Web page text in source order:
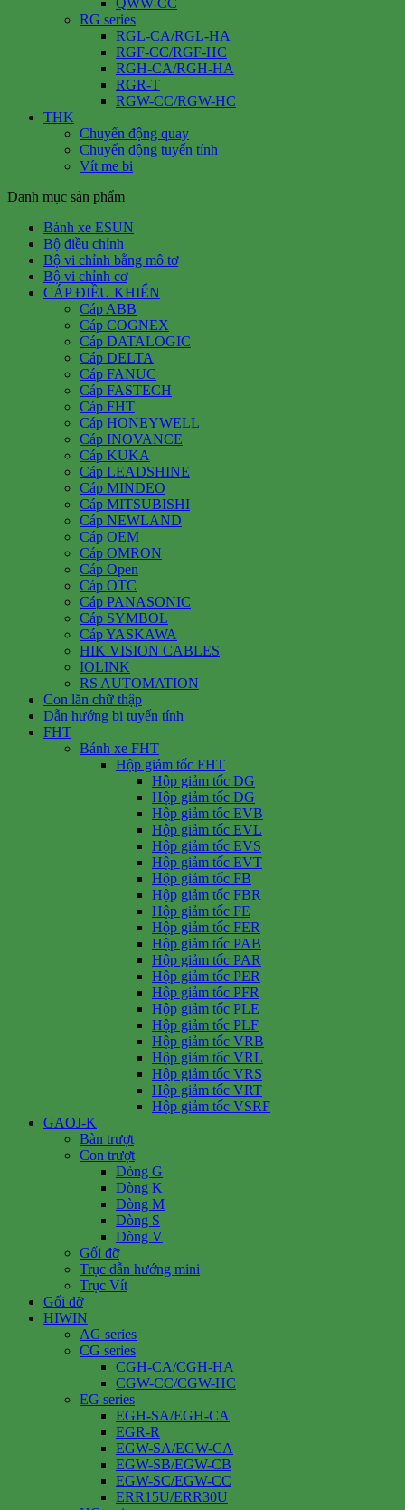
RG series
RGL-CA/RGL-HA
RGF-CC/RGF-HC
RGH-CA/RGH-HA
RGR-T
RGW-CC/RGW-HC
THK
Chuyển động quay
Chuyển động tuyến tính
Vít me bi
Danh mục sản phẩm
Bánh xe ESUN
Bộ điều chỉnh
Bộ vi chỉnh bằng mô tơ
Bộ vi chỉnh cơ
CÁP ĐIỀU KHIỂN
Cáp ABB
Cáp COGNEX
Cáp DATALOGIC
Cáp DELTA
Cáp FANUC
Cáp FASTECH
Cáp FHT
Cáp HONEYWELL
Cáp INOVANCE
Cáp KUKA
Cáp LEADSHINE
Cáp MINDEO
Cáp MITSUBISHI
Cáp NEWLAND
Cáp OEM
Cáp OMRON
Cáp Open
Cáp OTC
Cáp PANASONIC
Cáp SYMBOL
Cáp YASKAWA
HIK VISION CABLES
IOLINK
RS AUTOMATION
Con lăn chữ thập
Dẫn hướng bi tuyến tính
FHT
Bánh xe FHT
Hộp giảm tốc FHT
Hộp giảm tốc DG
Hộp giảm tốc DG
Hộp giảm tốc EVB
Hộp giảm tốc EVL
Hộp giảm tốc EVS
Hộp giảm tốc EVT
Hộp giảm tốc FB
Hộp giảm tốc FBR
Hộp giảm tốc FE
Hộp giảm tốc FER
Hộp giảm tốc PAB
Hộp giảm tốc PAR
Hộp giảm tốc PER
Hộp giảm tốc PFR
Hộp giảm tốc PLE
Hộp giảm tốc PLF
Hộp giảm tốc VRB
Hộp giảm tốc VRL
Hộp giảm tốc VRS
Hộp giảm tốc VRT
Hộp giảm tốc VSRF
GAOJ-K
Bàn trượt
Con trượt
Dòng G
Dòng K
Dòng M
Dòng S
Dòng V
Gối đỡ
Trục dẫn hướng mini
Trục Vít
Gối đỡ
HIWIN
AG series
CG series
CGH-CA/CGH-HA
CGW-CC/CGW-HC
EG series
EGH-SA/EGH-CA
EGR-R
EGW-SA/EGW-CA
EGW-SB/EGW-CB
EGW-SC/EGW-CC
ERR15U/ERR30U